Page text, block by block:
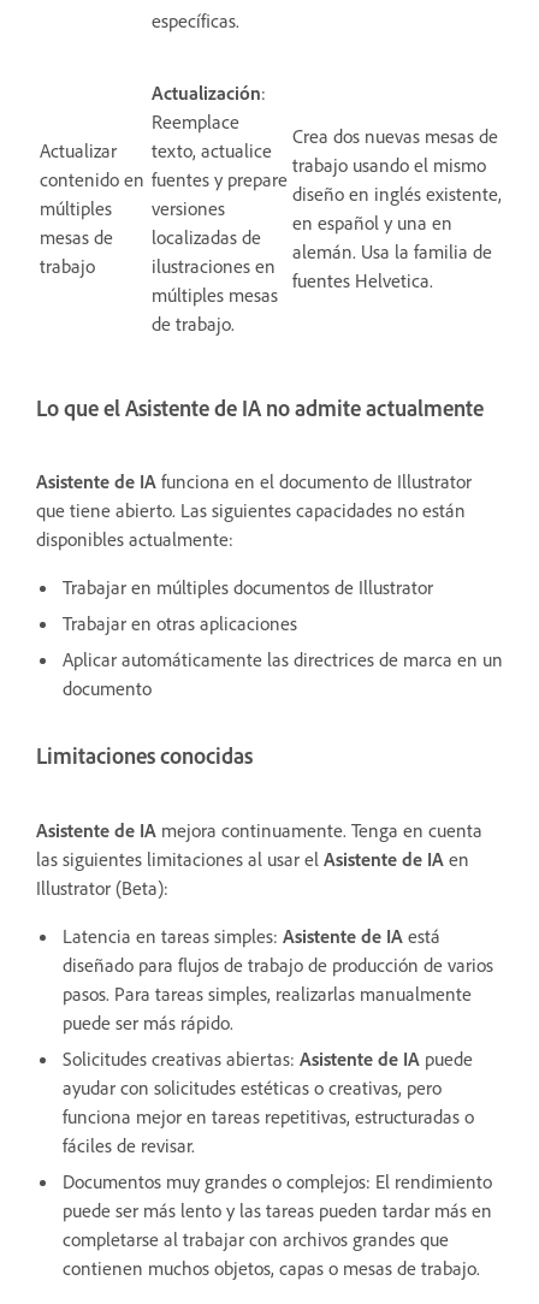
específicas.
Actualizar
contenido en
múltiples
mesas de
trabajo
Actualización:
Reemplace
texto, actualice
fuentes y prepare
versiones
localizadas de
ilustraciones en
múltiples mesas
de trabajo.
Crea dos nuevas mesas de
trabajo usando el mismo
diseño en inglés existente, una
en español y una en
alemán. Usa la familia de
fuentes Helvetica.
Lo que el Asistente de IA no admite actualmente
Asistente de IA funciona en el documento de Illustrator
que tiene abierto. Las siguientes capacidades no están
disponibles actualmente:
Trabajar en múltiples documentos de Illustrator
Trabajar en otras aplicaciones
Aplicar automáticamente las directrices de marca en un
documento
Limitaciones conocidas
Asistente de IA mejora continuamente. Tenga en cuenta
las siguientes limitaciones al usar el Asistente de IA en
Illustrator (Beta):
Latencia en tareas simples: Asistente de IA está
diseñado para flujos de trabajo de producción de varios
pasos. Para tareas simples, realizarlas manualmente
puede ser más rápido.
Solicitudes creativas abiertas: Asistente de IA puede
ayudar con solicitudes estéticas o creativas, pero
funciona mejor en tareas repetitivas, estructuradas o
fáciles de revisar.
Documentos muy grandes o complejos: El rendimiento
puede ser más lento y las tareas pueden tardar más en
completarse al trabajar con archivos grandes que
contienen muchos objetos, capas o mesas de trabajo.